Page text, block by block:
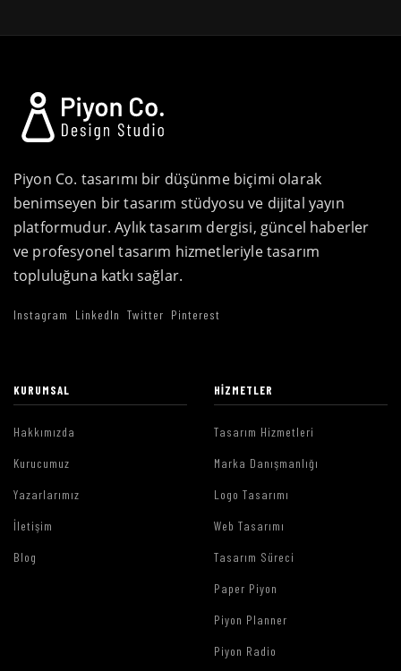
Piyon Co. tasarımı bir düşünme biçimi olarak
benimseyen bir tasarım stüdyosu ve dijital yayın
platformudur. Aylık tasarım dergisi, güncel haberler
ve profesyonel tasarım hizmetleriyle tasarım
topluluğuna katkı sağlar.
Instagram LinkedIn Twitter Pinterest
KURUMSAL
Hakkımızda
Kurucumuz
Yazarlarımız
İletişim
Blog
HIZMETLER
Tasarım Hizmetleri
Marka Danışmanlığı
Logo Tasarımı
Web Tasarımı
Tasarım Süreci
Paper Piyon
Piyon Planner
Piyon Radio